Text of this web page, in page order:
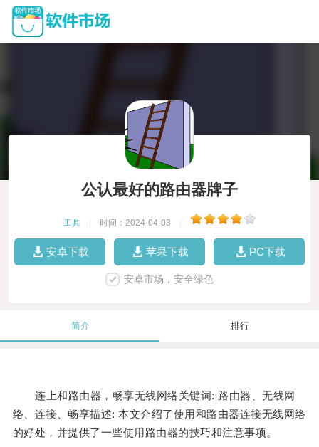
公认最好的路由器牌子
工具 时间：2024-04-03
安卓下载 苹果下载 PC下载
安卓市场，安全绿色
简介 排行
连上和路由器，畅享无线网络关键词: 路由器、无线网
络、连接、畅享描述: 本文介绍了使用和路由器连接无线网络
的好处，并提供了一些使用路由器的技巧和注意事项。